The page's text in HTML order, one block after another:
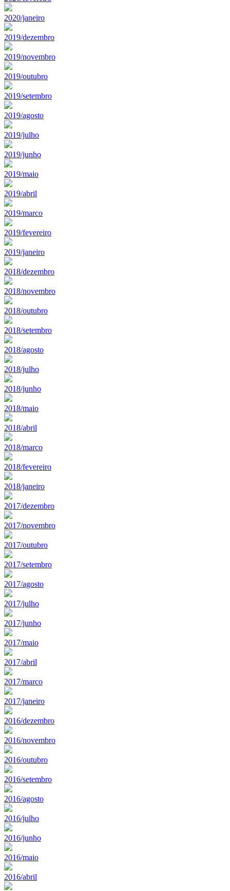
2020/janeiro
2019/dezembro
2019/novembro
2019/outubro
2019/setembro
2019/agosto
2019/julho
2019/junho
2019/maio
2019/abril
2019/marco
2019/fevereiro
2019/janeiro
2018/dezembro
2018/novembro
2018/outubro
2018/setembro
2018/agosto
2018/julho
2018/junho
2018/maio
2018/abril
2018/marco
2018/fevereiro
2018/janeiro
2017/dezembro
2017/novembro
2017/outubro
2017/setembro
2017/agosto
2017/julho
2017/junho
2017/maio
2017/abril
2017/marco
2017/janeiro
2016/dezembro
2016/novembro
2016/outubro
2016/setembro
2016/agosto
2016/julho
2016/junho
2016/maio
2016/abril